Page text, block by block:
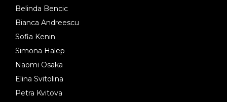
Belinda Bencic
Bianca Andreescu
Sofia Kenin
Simona Halep
Naomi Osaka
Elina Svitolina
Petra Kvitova